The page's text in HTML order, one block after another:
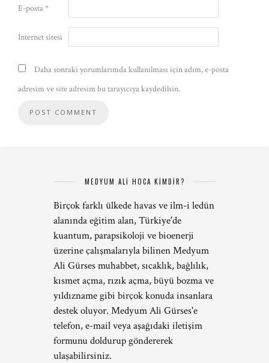
E-posta*
İnternet sitesi
Daha sonraki yorumlarımda kullanılması için adım, e-posta
adresim ve site adresim bu tarayıcıya kaydedilsin.
MEDYUM ALİ HOCA KİMDİR?
Birçok farklı ülkede havas ve ilm-i ledün
alanında eğitim alan, Türkiye'de
kuantum, parapsikoloji ve bioenerji
üzerine çalışmalarıyla bilinen Medyum
Ali Gürses muhabbet, sıcaklık, bağlılık,
kısmet açma, rızık açma, büyü bozma ve
yıldızname gibi birçok konuda insanlara
destek oluyor. Medyum Ali Gürses'e
telefon, e-mail veya aşağıdaki iletişim
formunu doldurup göndererek
ulaşabilirsiniz.